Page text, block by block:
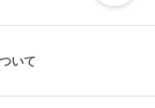
いて